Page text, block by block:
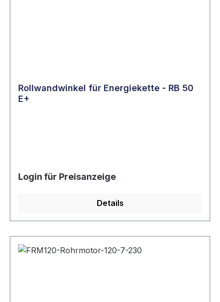
Rollwandwinkel für Energiekette - RB 50
E+
Login für Preisanzeige
Details